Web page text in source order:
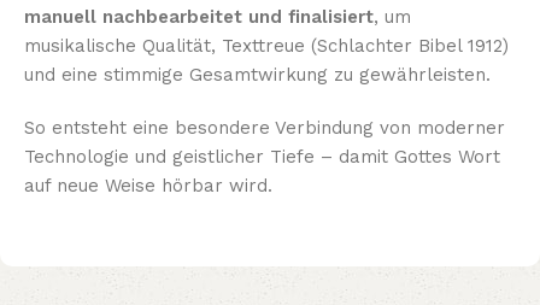
manuell nachbearbeitet und finalisiert, um
musikalische Qualität, Texttreue (Schlachter Bibel 1912)
und eine stimmige Gesamtwirkung zu gewährleisten.
So entsteht eine besondere Verbindung von moderner
Technologie und geistlicher Tiefe – damit Gottes Wort
auf neue Weise hörbar wird.